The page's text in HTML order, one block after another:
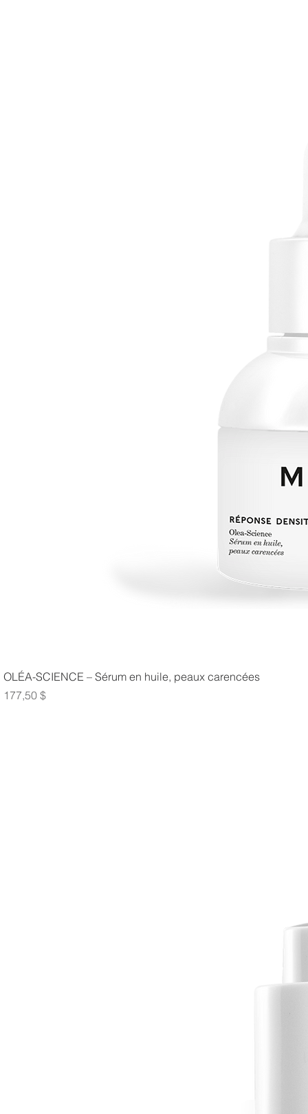
OLÉA-SCIENCE – Sérum en huile, peaux carencées
Prix
177,50 $